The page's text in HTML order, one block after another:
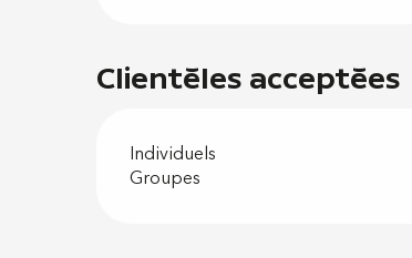
Clientèles acceptées
Individuels
Groupes